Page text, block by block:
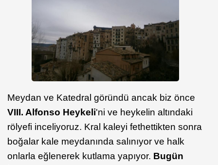
Meydan ve Katedral göründü ancak biz önce
VIII. Alfonso Heykeli'ni ve heykelin altındaki
rölyefi inceliyoruz. Kral kaleyi fethettikten sonra
boğalar kale meydanında salınıyor ve halk
onlarla eğlenerek kutlama yapıyor. Bugün